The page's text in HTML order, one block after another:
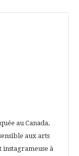
au Canada,
aux arts
instagrameuse à